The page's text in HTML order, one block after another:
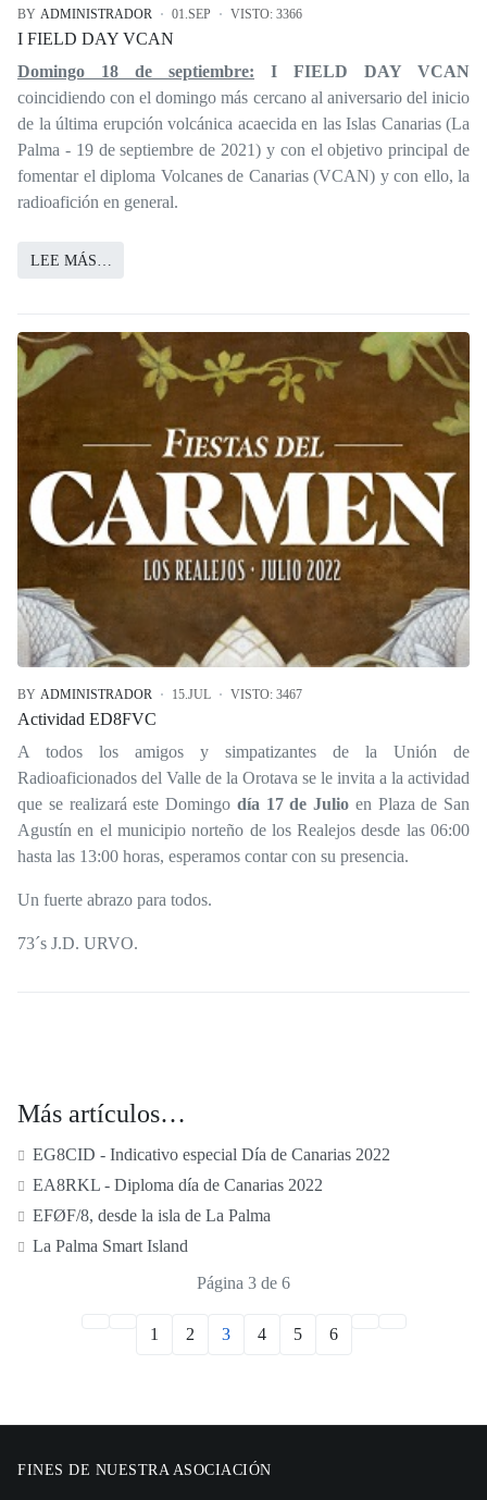
BY ADMINISTRADOR 01.SEP VISTO: 3366
I FIELD DAY VCAN
Domingo 18 de septiembre: I FIELD DAY VCAN
coincidiendo con el domingo más cercano al aniversario del inicio
de la última erupción volcánica acaecida en las Islas Canarias (La
Palma - 19 de septiembre de 2021) y con el objetivo principal de
fomentar el diploma Volcanes de Canarias (VCAN) y con ello, la
radioafición en general.
LEE MÁS…
BY ADMINISTRADOR 15.JUL VISTO: 3467
Actividad ED8FVC
A todos los amigos y simpatizantes de la Unión de
Radioaficionados del Valle de la Orotava se le invita a la actividad
que se realizará este Domingo día 17 de Julio en Plaza de San
Agustín en el municipio norteño de los Realejos desde las 06:00
hasta las 13:00 horas, esperamos contar con su presencia.
Un fuerte abrazo para todos.
73´s J.D. URVO.
Más artículos…
EG8CID - Indicativo especial Día de Canarias 2022
EA8RKL - Diploma día de Canarias 2022
EFØF/8, desde la isla de La Palma
La Palma Smart Island
Página 3 de 6
1 2 3 4 5 6
FINES DE NUESTRA ASOCIACIÓN